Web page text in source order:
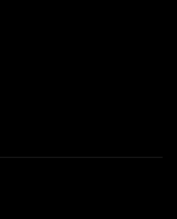
জালিয়াতি!